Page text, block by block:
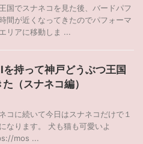
国でスナネコを見た後、バードパフ
間が近くなってきたのでパフォーマ
リアに移動しま ...
持って神戸どうぶつ王国
（スナネコ編）
コに続いて今日はスナネコだけで１
なります。 犬も猫も可愛いよ
mos ...